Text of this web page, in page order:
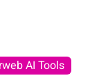
AI Tools